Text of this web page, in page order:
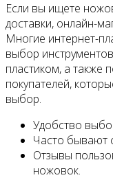
Если вы ищете
доставки, онлайн-
Многие интернет-
выбор
пластиком, а также
покупателей,
выбор.
Удобство
Часто бывают
Отзывы
ножовок.